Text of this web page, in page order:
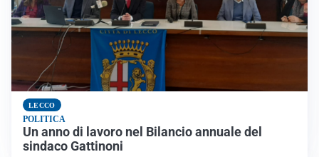
LECCO
POLITICA
Un anno di lavoro nel Bilancio annuale del
sindaco Gattinoni